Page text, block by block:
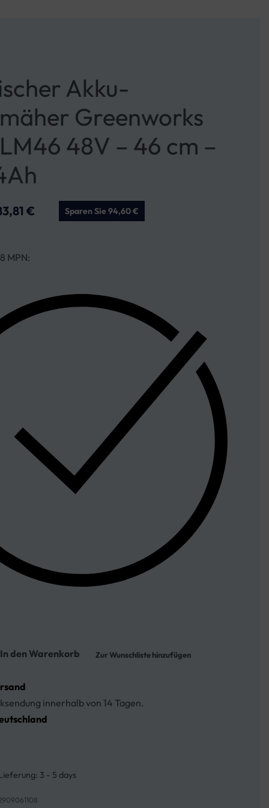
Akku-
Greenworks
48V – 46 cm –
€ Sparen Sie 94,60 €
MPN:
In den Warenkorb Zur Wunschliste hinzufügen
innerhalb von 14 Tagen.
3 - 5 days